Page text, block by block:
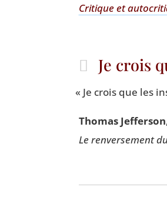
Cri­tique et
Je crois
« Je crois que les
Tho­mas Jef­fer­son
Le ren­ver­se­ment